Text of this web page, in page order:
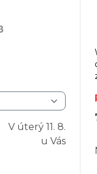
V úterý 11. 8.
u Vás